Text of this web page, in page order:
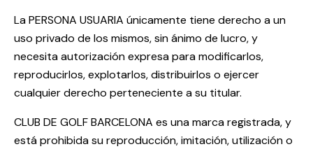
La PERSONA USUARIA únicamente tiene derecho a un
uso privado de los mismos, sin ánimo de lucro, y
necesita autorización expresa para modificarlos,
reproducirlos, explotarlos, distribuirlos o ejercer
cualquier derecho perteneciente a su titular.
CLUB DE GOLF BARCELONA es una marca registrada, y
está prohibida su reproducción, imitación, utilización o